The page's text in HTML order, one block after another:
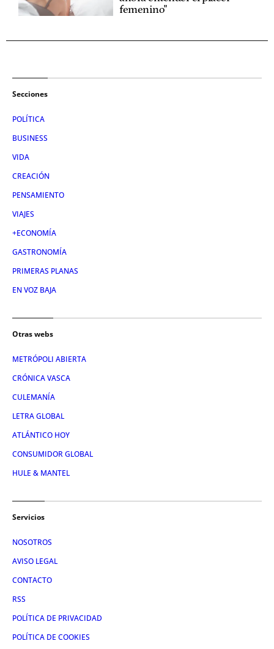
femenino"
Secciones
POLÍTICA
BUSINESS
VIDA
CREACIÓN
PENSAMIENTO
VIAJES
+ECONOMÍA
GASTRONOMÍA
PRIMERAS PLANAS
EN VOZ BAJA
Otras webs
METRÓPOLI ABIERTA
CRÓNICA VASCA
CULEMANÍA
LETRA GLOBAL
ATLÁNTICO HOY
CONSUMIDOR GLOBAL
HULE & MANTEL
Servicios
NOSOTROS
AVISO LEGAL
CONTACTO
RSS
POLÍTICA DE PRIVACIDAD
POLÍTICA DE COOKIES